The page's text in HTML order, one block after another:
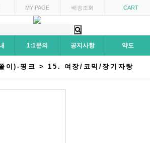
MY PAGE 배송조회 CART
1:1문의 공지사항 약도
이)-핑크 > 15. 여장/코믹/장기자랑